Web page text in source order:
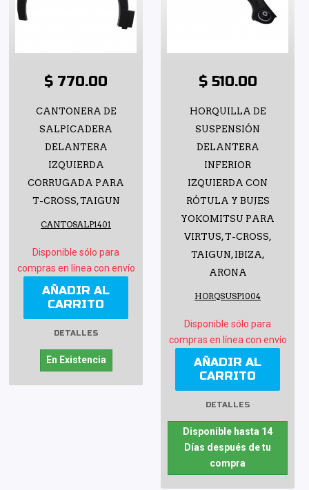
$ 770.00
CANTONERA DE
SALPICADERA
DELANTERA
IZQUIERDA
CORRUGADA PARA
T-CROSS, TAIGUN
CANTOSALP1401
Disponible sólo para
compras en línea con envío
AÑADIR AL
CARRITO
DETALLES
En Existencia
$ 510.00
HORQUILLA DE
SUSPENSIÓN
DELANTERA
INFERIOR
IZQUIERDA CON
RÓTULA Y BUJES
YOKOMITSU PARA
VIRTUS, T-CROSS,
TAIGUN, IBIZA,
ARONA
HORQSUSP1004
Disponible sólo para
compras en línea con envío
AÑADIR AL
CARRITO
DETALLES
Disponible hasta 14
Días después de tu
compra